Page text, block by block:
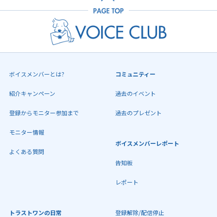
ボイスメンバーとは?
紹介キャンペーン
登録からモニター参加まで
モニター情報
よくある質問
コミュニティー
過去のイベント
過去のプレゼント
ボイスメンバーレポート
告知板
レポート
トラストワンの日常 登録解除/配信停止